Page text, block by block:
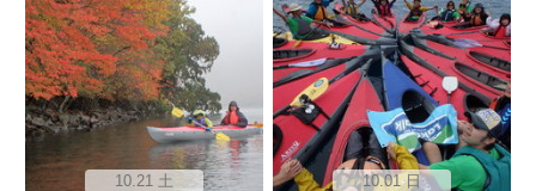
10.21 土 10.01 日